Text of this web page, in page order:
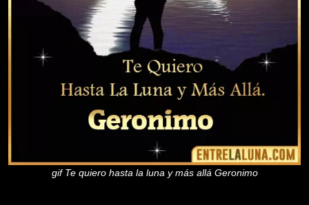
gif Te quiero hasta la luna y más allá Geronimo